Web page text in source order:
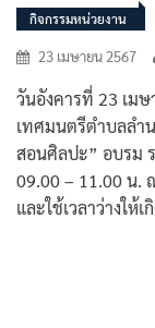
กิจกรรมหน่วยงาน
23 เมษายน 2567
วันอังคารที่ 23 เม
เทศมนตรีตำบลลำ
สอนศิลปะ” อบรม
09.00 – 11.00 น.
และใช้เวลาว่างให้